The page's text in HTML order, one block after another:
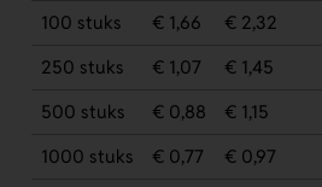
100 stuks
€ 1,66 € 2,32
250 stuks
€ 1,07 € 1,45
500 stuks
€ 0,88 € 1,15
1000 stuks
€ 0,77 € 0,97